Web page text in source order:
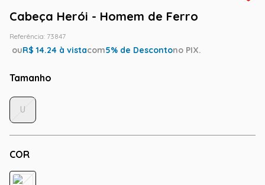
Cabeça Herói - Homem de Ferro
Referência: 73847
ouR$ 14.24 à vistacom5% de Descontono PIX.
Tamanho
COR
U